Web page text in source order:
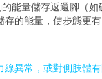
能量儲存返還腳（如
存的能量，使步態更有
線異常，或對側肢體